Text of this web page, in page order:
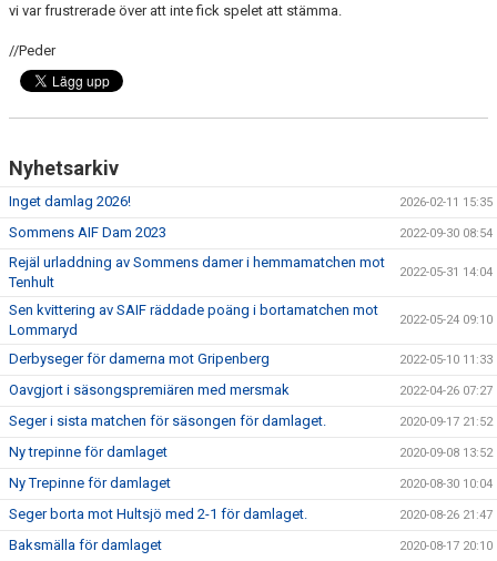
vi var frustrerade över att inte fick spelet att stämma.
//Peder
Nyhetsarkiv
Inget damlag 2026! 2026-02-11 15:35
Sommens AIF Dam 2023 2022-09-30 08:54
Rejäl urladdning av Sommens damer i hemmamatchen mot
Tenhult
2022-05-31 14:04
Sen kvittering av SAIF räddade poäng i bortamatchen mot
Lommaryd
2022-05-24 09:10
Derbyseger för damerna mot Gripenberg 2022-05-10 11:33
Oavgjort i säsongspremiären med mersmak 2022-04-26 07:27
Seger i sista matchen för säsongen för damlaget. 2020-09-17 21:52
Ny trepinne för damlaget 2020-09-08 13:52
Ny Trepinne för damlaget 2020-08-30 10:04
Seger borta mot Hultsjö med 2-1 för damlaget. 2020-08-26 21:47
Baksmälla för damlaget 2020-08-17 20:10